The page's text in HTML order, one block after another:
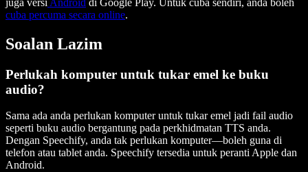
cuba percuma secara online.
Soalan Lazim
Perlukah komputer untuk tukar emel ke buku
audio?
Sama ada anda perlukan komputer untuk tukar emel jadi fail audio
seperti buku audio bergantung pada perkhidmatan TTS anda.
Dengan Speechify, anda tak perlukan komputer—boleh guna di
telefon atau tablet anda. Speechify tersedia untuk peranti Apple dan
Android.